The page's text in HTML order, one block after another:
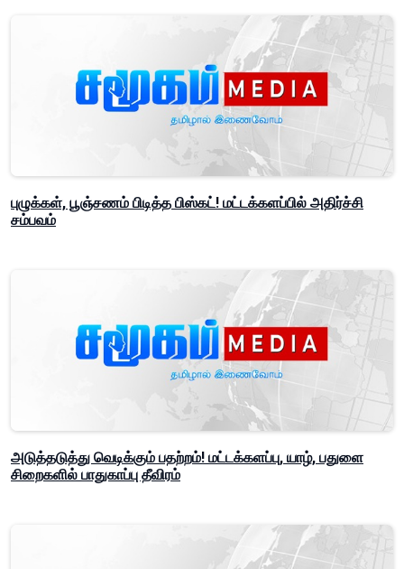
புழுக்கள், பூஞ்சணம் பிடித்த பிஸ்கட்! மட்டக்களப்பில் அதிர்ச்சி
சம்பவம்
அடுத்தடுத்து வெடிக்கும் பதற்றம்! மட்டக்களப்பு, யாழ், பதுளை
சிறைகளில் பாதுகாப்பு தீவிரம்